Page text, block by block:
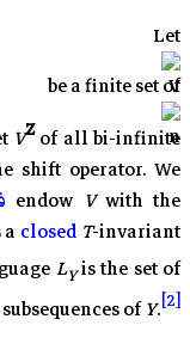
Let
be a finite set of
VZof all bi-infinite
shift operator. We
endow Vwith the
closed T-invariant
LYis the set of
ofY.[2]